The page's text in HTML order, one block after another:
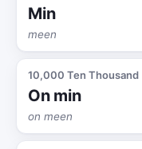
Min
meen
10,000 Ten Thousand
On min
on meen